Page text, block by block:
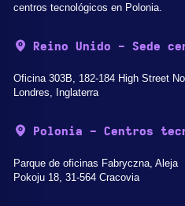
centros tecnológicos en Polonia.
Reino Unido - Sede
Oficina 303B, 182-184 High Street
Londres, Inglaterra
Polonia - Centros
Parque de oficinas Fabryczna, Aleja
Pokoju 18, 31-564 Cracovia